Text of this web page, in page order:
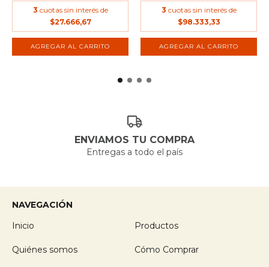
3 cuotas sin interés de
$27.666,67
AGREGAR AL CARRITO
3 cuotas sin interés de
$98.333,33
ENVIAMOS TU COMPRA
Entregas a todo el país
NAVEGACIÓN
Inicio
Productos
Quiénes somos Cómo Comprar